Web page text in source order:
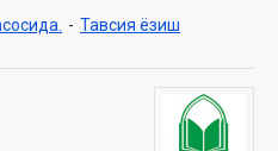
ҳайратланиб: «Шубҳасиз,
Агар унингдек инсон
- Тавсия ёзиш